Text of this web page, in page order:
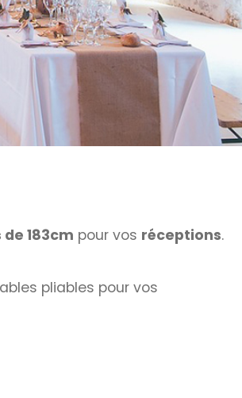
183cm pour vos réceptions.
pliables pour vos